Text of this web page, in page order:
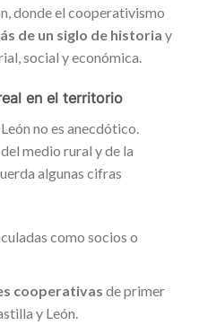
donde el cooperativismo
de un siglo de historia y
social y económica.
en el territorio
no es anecdótico.
medio rural y de la
algunas cifras
como socios o
cooperativas de primer
y León.